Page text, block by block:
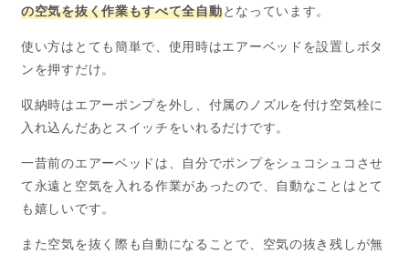
の空気を抜く作業もすべて全自動となっています。
使い方はとても簡単で、使用時はエアーベッドを設置しボタ
ンを押すだけ。
収納時はエアーポンプを外し、付属のノズルを付け空気栓に
入れ込んだあとスイッチをいれるだけです。
一昔前のエアーベッドは、自分でポンプをシュコシュコさせ
て永遠と空気を入れる作業があったので、自動なことはとて
も嬉しいです。
また空気を抜く際も自動になることで、空気の抜き残しが無